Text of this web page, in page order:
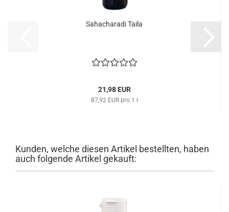
Sahacharadi Taila
21,98 EUR
87,92 EUR pro 1 l
Kunden, welche diesen Artikel bestellten, haben
auch folgende Artikel gekauft: